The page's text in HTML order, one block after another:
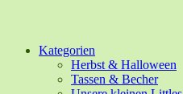
Kategorien
Herbst & Halloween
Tassen & Becher